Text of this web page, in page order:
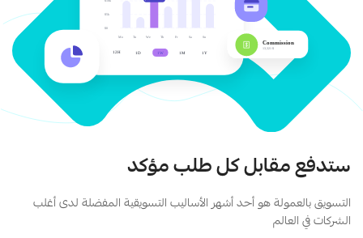
ستدفع مقابل كل طلب مؤكد
التسويق بالعمولة هو أحد أشهر الأساليب التسويقية المفضلة لدى أغلب
الشركات في العالم